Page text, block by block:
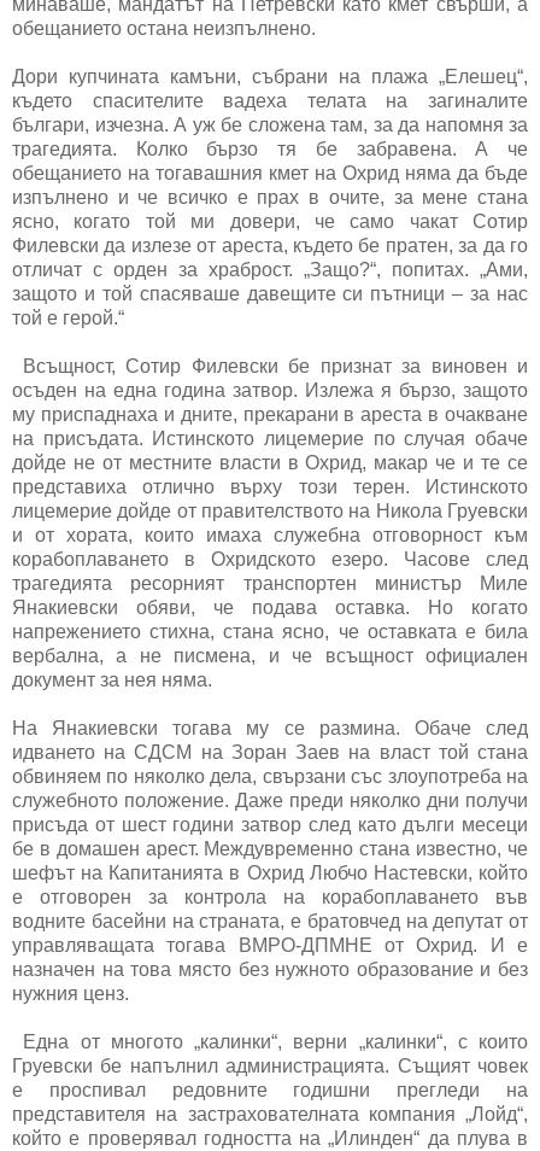
минаваше, мандатът на Петревски като кмет свърши, а
обещанието остана неизпълнено.
Дори купчината камъни, събрани на плажа „Елешец“,
където спасителите вадеха телата на загиналите
българи, изчезна. А уж бе сложена там, за да напомня за
трагедията. Колко бързо тя бе забравена. А че
обещанието на тогавашния кмет на Охрид няма да бъде
изпълнено и че всичко е прах в очите, за мене стана
ясно, когато той ми довери, че само чакат Сотир
Филевски да излезе от ареста, където бе пратен, за да го
отличат с орден за храброст. „Защо?“, попитах. „Ами,
защото и той спасяваше давещите си пътници – за нас
той е герой.“
Всъщност, Сотир Филевски бе признат за виновен и
осъден на една година затвор. Излежа я бързо, защото
му приспаднаха и дните, прекарани в ареста в очакване
на присъдата. Истинското лицемерие по случая обаче
дойде не от местните власти в Охрид, макар че и те се
представиха отлично върху този терен. Истинското
лицемерие дойде от правителството на Никола Груевски
и от хората, които имаха служебна отговорност към
корабоплаването в Охридското езеро. Часове след
трагедията ресорният транспортен министър Миле
Янакиевски обяви, че подава оставка. Но когато
напрежението стихна, стана ясно, че оставката е била
вербална, а не писмена, и че всъщност официален
документ за нея няма.
На Янакиевски тогава му се размина. Обаче след
идването на СДСМ на Зоран Заев на власт той стана
обвиняем по няколко дела, свързани със злоупотреба на
служебното положение. Даже преди няколко дни получи
присъда от шест години затвор след като дълги месеци
бе в домашен арест. Междувременно стана известно, че
шефът на Капитанията в Охрид Любчо Настевски, който
е отговорен за контрола на корабоплаването във
водните басейни на страната, е братовчед на депутат от
управляващата тогава ВМРО-ДПМНЕ от Охрид. И е
назначен на това място без нужното образование и без
нужния ценз.
Една от многото „калинки“, верни „калинки“, с които
Груевски бе напълнил администрацията. Същият човек
е проспивал редовните годишни прегледи на
представителя на застрахователната компания „Лойд“,
който е проверявал годността на „Илинден“ да плува в